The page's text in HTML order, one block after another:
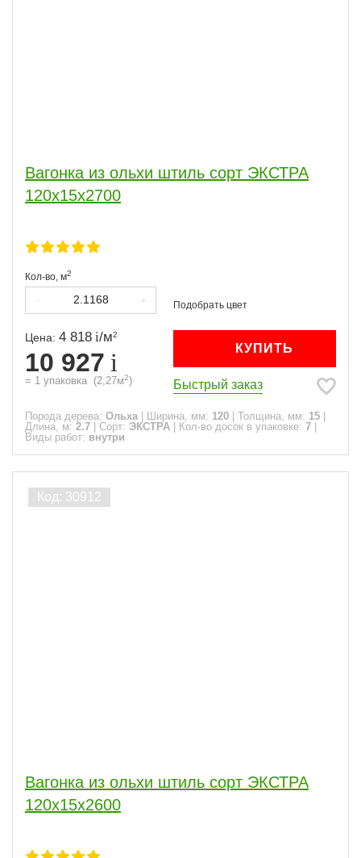
Вагонка из ольхи штиль сорт ЭКСТРА
120х15х2700
Кол-во, м2
Цена: 4 818 /м2
10 927
= 1 упаковка (2,27м2)
КУПИТЬ
Быстрый заказ
Порода дерева: Ольха Ширина, мм: 120 Толщина, мм: 15
Длина, м: 2.7 Сорт: ЭКСТРА Кол-во досок в упаковке: 7
Виды работ: внутри
Вагонка из ольхи штиль сорт ЭКСТРА
120х15х2600